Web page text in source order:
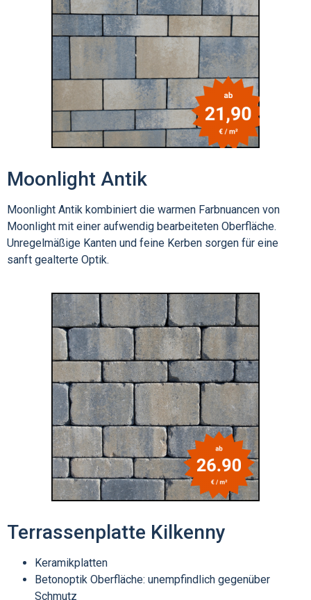
Moonlight Antik
Moonlight Antik kombiniert die warmen Farbnuancen von
Moonlight mit einer aufwendig bearbeiteten Oberfläche.
Unregelmäßige Kanten und feine Kerben sorgen für eine
sanft gealterte Optik.
Terrassenplatte Kilkenny
Keramikplatten
Betonoptik Oberfläche: unempfindlich gegenüber
Schmutz